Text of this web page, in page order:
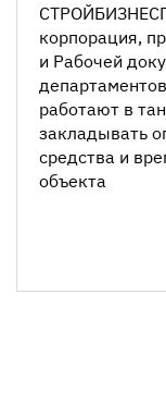
корпорация,
и Рабочей
работают в
закладывать
средства и
объекта